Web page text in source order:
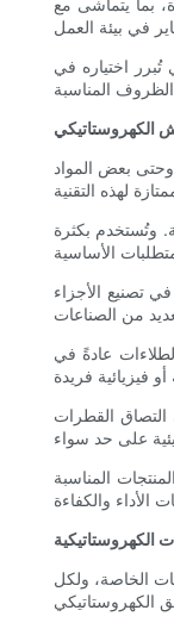
بما يتماشى مع
تُبرر اختياره في
الكهروستاتيكي
بعض المواد
وتُستخدم بكثرة
تصنيع الأجزاء
عادةً في
التصاق القطرات
المناسبة
الكهروستاتيكية
الخاصة، ولكل